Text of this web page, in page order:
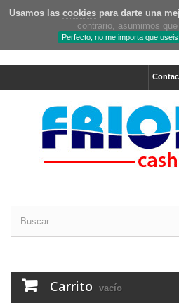
Usamos las cookies para darte una
contrario, asumimos
Perfecto, no me importa que useis
Carrito vacío